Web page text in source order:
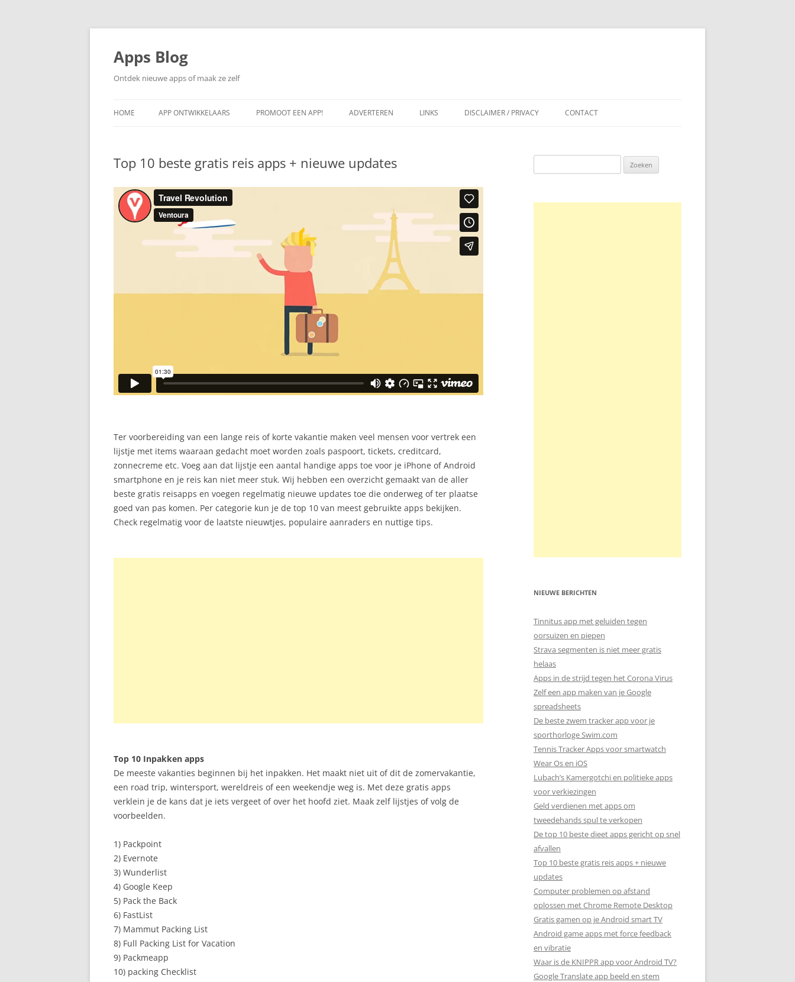
Ga
inhoud
Apps Blog
Ontdek nieuwe apps of maak ze zelf
HOME APP ONTWIKKELAARS PROMOOT EEN APP! ADVERTEREN LINKS DISCLAIMER / PRIVACY CONTACT
Top 10 beste gratis reis apps + nieuwe updates
Ter voorbereiding van een lange reis of korte vakantie maken veel mensen voor vertrek een
lijstje met items waaraan gedacht moet worden zoals paspoort, tickets, creditcard,
zonnecreme etc. Voeg aan dat lijstje een aantal handige apps toe voor je iPhone of Android
smartphone en je reis kan niet meer stuk. Wij hebben een overzicht gemaakt van de aller
beste gratis reisapps en voegen regelmatig nieuwe updates toe die onderweg of ter plaatse
goed van pas komen. Per categorie kun je de top 10 van meest gebruikte apps bekijken.
Check regelmatig voor de laatste nieuwtjes, populaire aanraders en nuttige tips.
Top 10 Inpakken apps
De meeste vakanties beginnen bij het inpakken. Het maakt niet uit of dit de zomervakantie,
een road trip, wintersport, wereldreis of een weekendje weg is. Met deze gratis apps
verklein je de kans dat je iets vergeet of over het hoofd ziet. Maak zelf lijstjes of volg de
voorbeelden.
1) Packpoint
2) Evernote
3) Wunderlist
4) Google Keep
5) Pack the Back
6) FastList
7) Mammut Packing List
8) Full Packing List for Vacation
9) Packmeapp
10) packing Checklist
naar:
NIEUWE BERICHTEN
Tinnitus app met geluiden tegen
oorsuizen en piepen
Strava segmenten is niet meer gratis
helaas
Apps in de strijd tegen het Corona Virus
Zelf een app maken van je Google
spreadsheets
De beste zwem tracker app voor je
sporthorloge Swim.com
Tennis Tracker Apps voor smartwatch
Wear Os en iOS
Lubach’s Kamergotchi en politieke apps
voor verkiezingen
Geld verdienen met apps om
tweedehands spul te verkopen
De top 10 beste dieet apps gericht op snel
afvallen
Top 10 beste gratis reis apps + nieuwe
updates
Computer problemen op afstand
oplossen met Chrome Remote Desktop
Gratis gamen op je Android smart TV
Android game apps met force feedback
en vibratie
Waar is de KNIPPR app voor Android TV?
Google Translate app beeld en stem